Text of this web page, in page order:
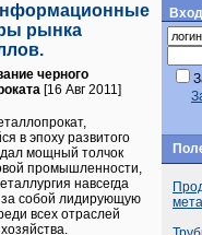
рынка
черного
[16 Авг 2011]
в эпоху развитого
мощный толчок
промышленности,
навсегда
за собой лидирующую
всех отраслей